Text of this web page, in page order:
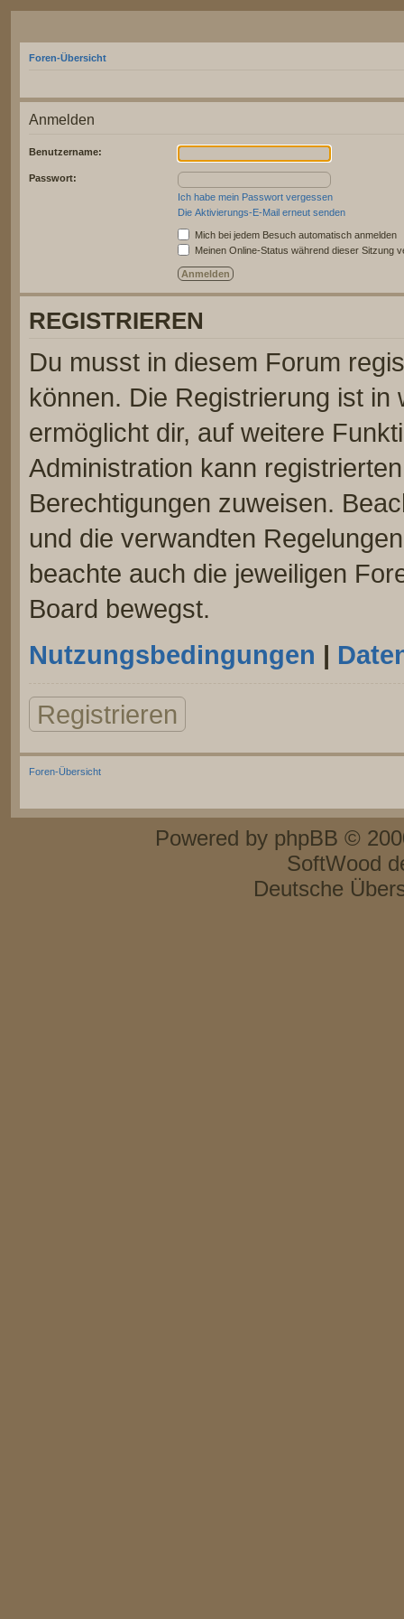
Foren-Übersicht
Anmelden
Benutzername:
Passwort:
Ich habe mein Passwort vergessen
Die Aktivierungs-E-Mail erneut senden
Mich bei jedem Besuch automatisch anmelden
Meinen Online-Status während dieser Sitzung
REGISTRIEREN
Du musst in diesem Forum
können. Die Registrierung ist in
ermöglicht dir, auf weitere
Administration kann
Berechtigungen zuweisen.
und die verwandten
beachte auch die jeweiligen
Board bewegst.
Nutzungsbedingungen |
Registrieren
Foren-Übersicht
Powered by phpBB ©
SoftWood
Deutsche